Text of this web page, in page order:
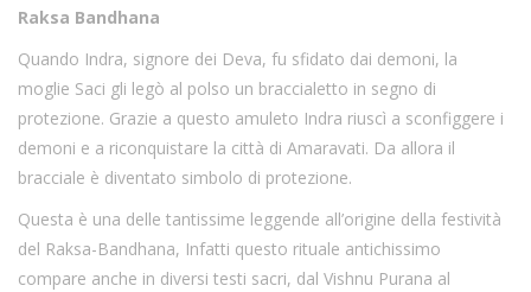
Raksa Bandhana
Quando Indra, signore dei Deva, fu sfidato dai demoni, la
moglie Saci gli legò al polso un braccialetto in segno di
protezione. Grazie a questo amuleto Indra riuscì a sconfiggere i
demoni e a riconquistare la città di Amaravati. Da allora il
bracciale è diventato simbolo di protezione.
Questa è una delle tantissime leggende all’origine della festività
del Raksa-Bandhana, Infatti questo rituale antichissimo
compare anche in diversi testi sacri, dal Vishnu Purana al